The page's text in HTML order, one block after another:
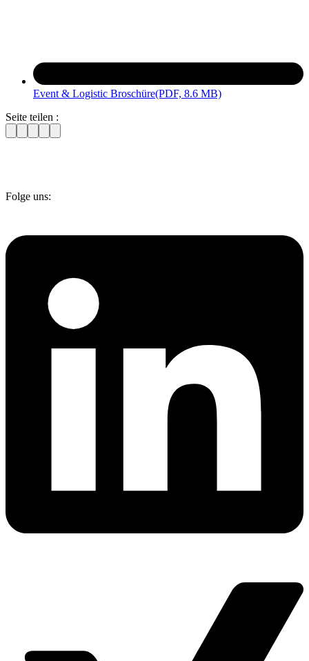
Event & Logistic Broschüre(PDF, 8.6 MB)
Seite teilen :
Folge uns: